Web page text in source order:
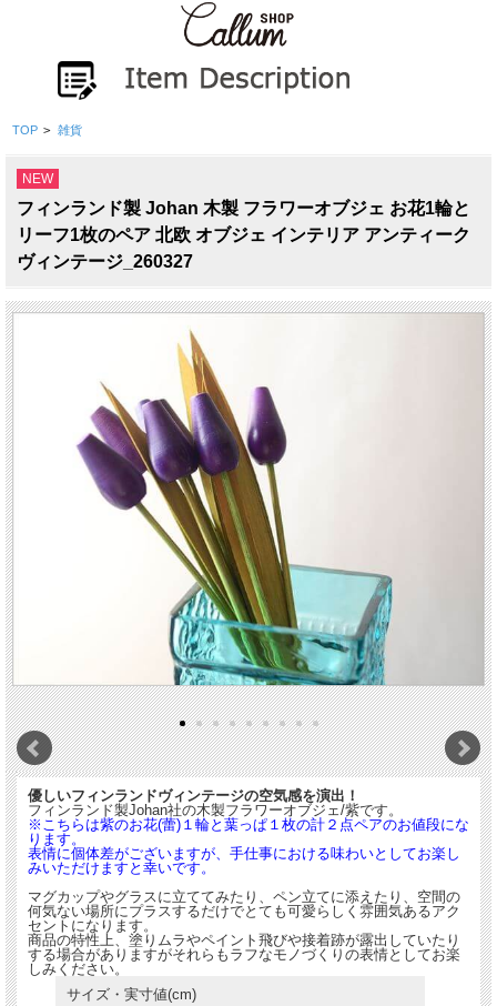
TOP > 雑貨
NEW
フィンランド製 Johan 木製 フラワーオブジェ お花1輪と
リーフ1枚のペア 北欧 オブジェ インテリア アンティーク
ヴィンテージ_260327
優しいフィンランドヴィンテージの空気感を演出！
フィンランド製Johan社の木製フラワーオブジェ/紫です。
※こちらは紫のお花(蕾)１輪と葉っぱ１枚の計２点ペアのお値段にな
ります。
表情に個体差がございますが、手仕事における味わいとしてお楽し
みいただけますと幸いです。
マグカップやグラスに立ててみたり、ペン立てに添えたり、空間の
何気ない場所にプラスするだけでとても可愛らしく雰囲気あるアク
セントになります。
商品の特性上、塗りムラやペイント飛びや接着跡が露出していたり
する場合がありますがそれらもラフなモノづくりの表情としてお楽
しみください。
サイズ・実寸値(cm)